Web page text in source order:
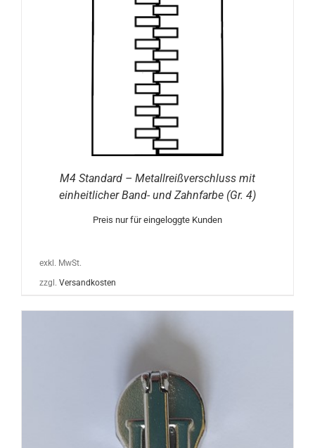
M4 Standard – Metallreißverschluss mit
einheitlicher Band- und Zahnfarbe (Gr. 4)
Preis nur für eingeloggte Kunden
exkl. MwSt.
zzgl. Versandkosten